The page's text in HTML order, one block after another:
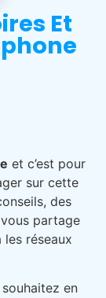
Et
et c’est pour
sur cette
des
partage
les réseaux
en